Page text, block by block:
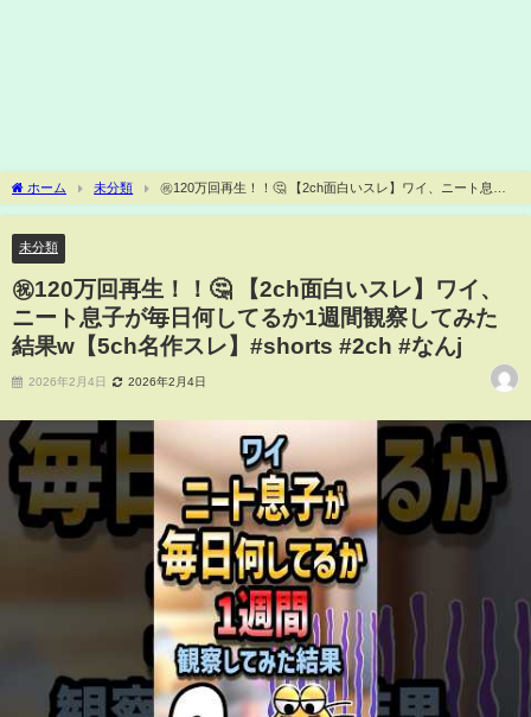
ホーム 未分類
㊗️120万回再生！！🤔 【2ch面白いスレ】ワイ、ニート息子
が毎日何してるか1週間観察してみた結果w【5ch名作スレ】#shorts #2ch #なんj
未分類
㊗️120万回再生！！🤔 【2ch面白いスレ】ワイ、
ニート息子が毎日何してるか1週間観察してみた
結果w【5ch名作スレ】#shorts #2ch #なんj
2026年2月4日 2026年2月4日